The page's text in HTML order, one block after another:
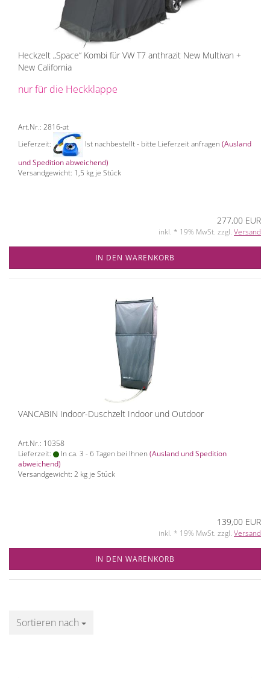
Heckzelt „Space“ Kombi für VW T7 anthrazit New Multivan +
New California
nur für die Heckklappe
Art.Nr.: 2816-at
Lieferzeit:
Ist nachbestellt - bitte Lieferzeit anfragen (Ausland
und Spedition abweichend)
Versandgewicht: 1,5 kg je Stück
277,00 EUR
inkl. * 19% MwSt. zzgl. Versand
IN DEN WARENKORB
VANCABIN Indoor-Duschzelt Indoor und Outdoor
Art.Nr.: 10358
Lieferzeit:
In ca. 3 - 6 Tagen bei Ihnen (Ausland und Spedition
abweichend)
Versandgewicht: 2 kg je Stück
139,00 EUR
inkl. * 19% MwSt. zzgl. Versand
IN DEN WARENKORB
Sortieren nach
Sortieren nach